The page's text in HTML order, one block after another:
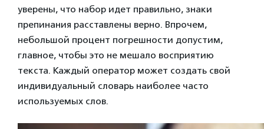
уверены, что набор идет правильно, знаки
препинания расставлены верно. Впрочем,
небольшой процент погрешности допустим,
главное, чтобы это не мешало восприятию
текста. Каждый оператор может создать свой
индивидуальный словарь наиболее часто
используемых слов.